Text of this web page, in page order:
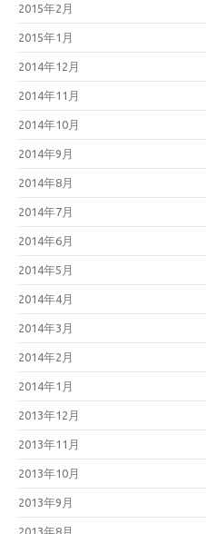
2015年2月
2015年1月
2014年12月
2014年11月
2014年10月
2014年9月
2014年8月
2014年7月
2014年6月
2014年5月
2014年4月
2014年3月
2014年2月
2014年1月
2013年12月
2013年11月
2013年10月
2013年9月
2013年8月